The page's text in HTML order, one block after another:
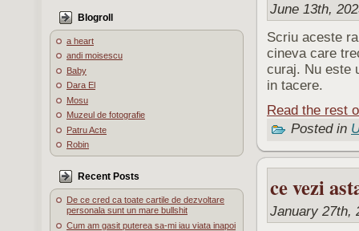
Blogroll
a heart
andi moisescu
Baby
Dara El
Mosu
Muzeul de fotografie
Patru Acte
Robin
Recent Posts
De ce cred ca toate cartile de dezvoltare
personala sunt un mare bullshit
Cum am gasit puterea sa-mi iau viata inapoi
June 13th,
Scriu aceste
cineva care
curaj. Nu este
in tacere.
Read the rest
Posted in
ce vezi
January 27th,